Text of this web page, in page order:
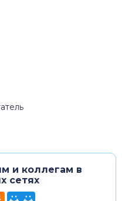
и коллегам в
сетях